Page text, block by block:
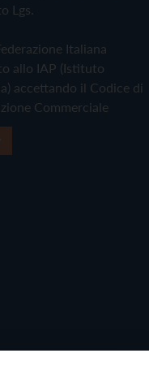
Lgs.
Italiana
allo IAP (Istituto
accettando il Codice di
Commerciale